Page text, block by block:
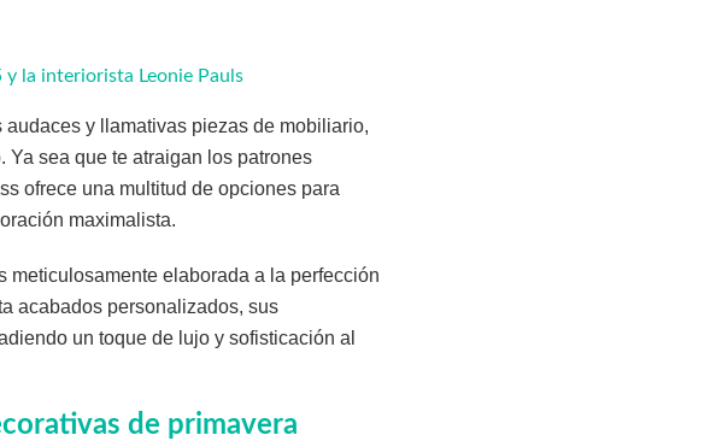
la interiorista Leonie Pauls
audaces y llamativas piezas de mobiliario,
sea que te atraigan los patrones
ofrece una multitud de opciones para
maximalista.
meticulosamente elaborada a la perfección
acabados personalizados, sus
un toque de lujo y sofisticación al
de primavera